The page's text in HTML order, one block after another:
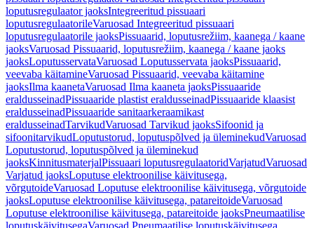
loputusregulaator jaoksIntegreeritud pissuaari
loputusregulaatorileVaruosad Integreeritud pissuaari
loputusregulaatorile jaoksPissuaarid, loputusrežiim, kaanega / kaane
jaoksVaruosad Pissuaarid, loputusrežiim, kaanega / kaane jaoks
jaoksLoputusservataVaruosad Loputusservata jaoksPissuaarid,
veevaba käitamineVaruosad Pissuaarid, veevaba käitamine
jaoksIlma kaanetaVaruosad Ilma kaaneta jaoksPissuaaride
eraldusseinadPissuaaride plastist eraldusseinadPissuaaride klaasist
eraldusseinadPissuaaride sanitaarkeraamikast
eraldusseinadTarvikudVaruosad Tarvikud jaoksSifoonid ja
sifoonitarvikudLoputustorud, loputuspõlved ja üleminekudVaruosad
Loputustorud, loputuspõlved ja üleminekud
jaoksKinnitusmaterjalPissuaari loputusregulaatoridVarjatudVaruosad
Varjatud jaoksLoputuse elektroonilise käivitusega,
võrgutoideVaruosad Loputuse elektroonilise käivitusega, võrgutoide
jaoksLoputuse elektroonilise käivitusega, patareitoideVaruosad
Loputuse elektroonilise käivitusega, patareitoide jaoksPneumaatilise
loputuskäivitusegaVaruosad Pneumaatilise loputuskäivitusega